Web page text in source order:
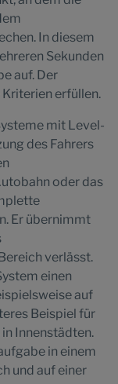
In diesem
Sekunden
auf. Der
erfüllen.
mit Level-
des Fahrers
oder das
Er übernimmt
verlässt.
einen
auf
Beispiel für
Innenstädten.
in einem
und auf einer